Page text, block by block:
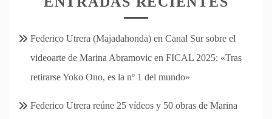
Federico Utrera (Majadahonda) en Canal Sur sobre el
videoarte de Marina Abramovic en FICAL 2025: «Tras
retirarse Yoko Ono, es la nº 1 del mundo»
Federico Utrera reúne 25 vídeos y 50 obras de Marina